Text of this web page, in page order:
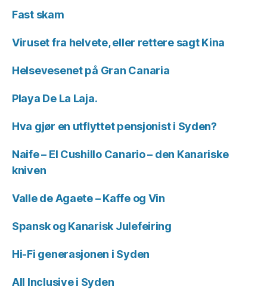
Fast skam
Viruset fra helvete, eller rettere sagt Kina
Helsevesenet på Gran Canaria
Playa De La Laja.
Hva gjør en utflyttet pensjonist i Syden?
Naife – El Cushillo Canario – den Kanariske
kniven
Valle de Agaete – Kaffe og Vin
Spansk og Kanarisk Julefeiring
Hi-Fi generasjonen i Syden
All Inclusive i Syden